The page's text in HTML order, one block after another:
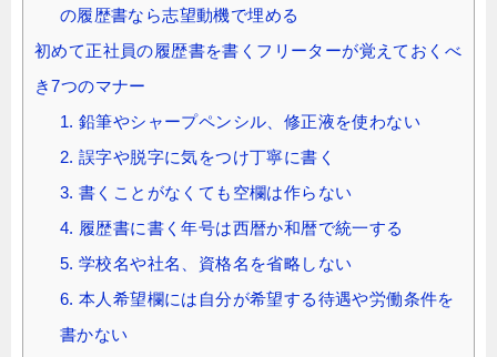
の履歴書なら志望動機で埋める
初めて正社員の履歴書を書くフリーターが覚えておくべ
き7つのマナー
1. 鉛筆やシャープペンシル、修正液を使わない
2. 誤字や脱字に気をつけ丁寧に書く
3. 書くことがなくても空欄は作らない
4. 履歴書に書く年号は西暦か和暦で統一する
5. 学校名や社名、資格名を省略しない
6. 本人希望欄には自分が希望する待遇や労働条件を
書かない